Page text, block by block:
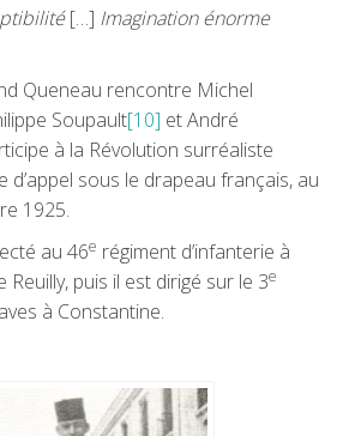
[…] Imagination énorme
Queneau rencontre Michel
Soupault[10] et André
à la Révolution surréaliste
d’appel sous le drapeau français, au
1925.
au 46e régiment d’infanterie à
Reuilly, puis il est dirigé sur le 3e
à Constantine.